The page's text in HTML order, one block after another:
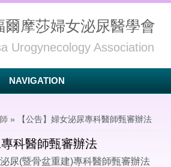
爾摩莎婦女泌尿醫學會
Urogynecology Association
NAVIGATION
» 【公告】婦女泌尿專科醫師甄審辦法
專科醫師甄審辦法
尿(暨骨盆重建)專科醫師甄審辦法